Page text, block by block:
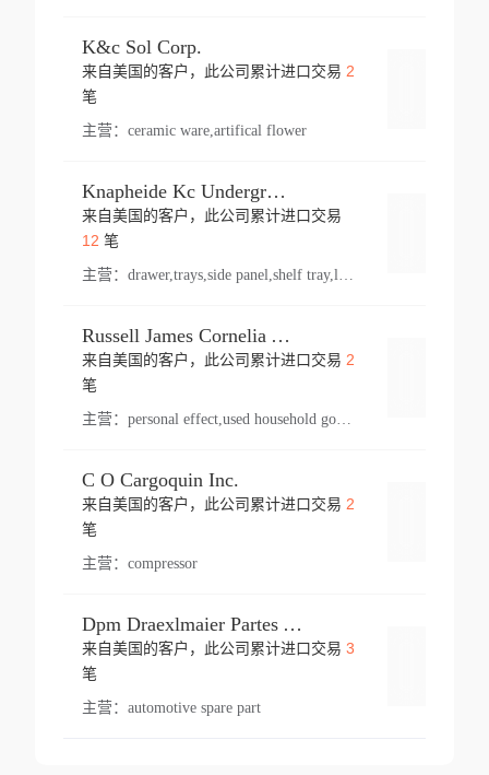
K&c Sol Corp.
来自美国的客户，此公司累计进口交易 2
笔
主营： ceramic ware,artifical flower
Knapheide Kc Underground
来自美国的客户，此公司累计进口交易
12 笔
主营：
Russell James Cornelia Arlington Va
来自美国的客户，此公司累计进口交易 2
笔
主营： personal effect,used household goods
C O Cargoquin Inc.
来自美国的客户，此公司累计进口交易 2
笔
主营： compressor
Dpm Draexlmaier Partes Automotrices Corr Ind Huejotzingo
来自美国的客户，此公司累计进口交易 3
笔
主营： automotive spare part